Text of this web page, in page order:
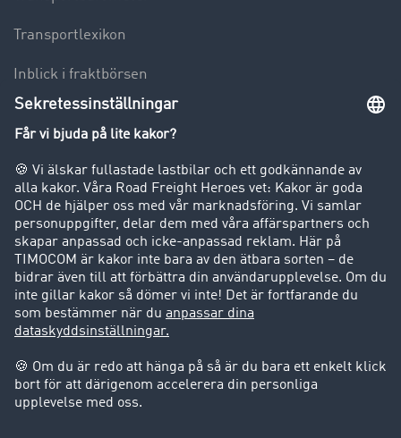
Transportlexikon
Inblick i fraktbörsen
Körförbud för lastbilar
Företag
Kunder värvar kunder
Success Stories
Support
Support
Juridiskt
Företagsinformation